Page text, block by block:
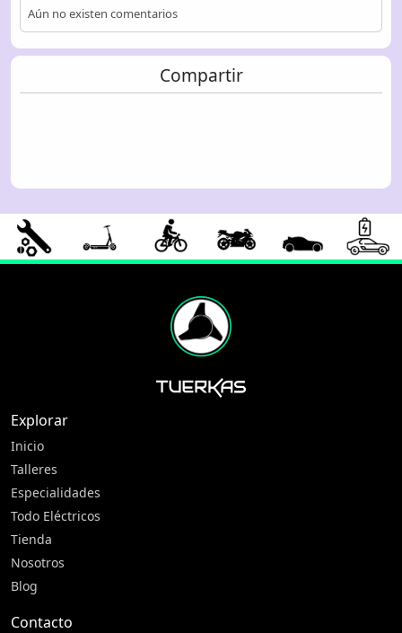
Aún no existen comentarios
Compartir
Explorar
Inicio
Talleres
Especialidades
Todo Eléctricos
Tienda
Nosotros
Blog
Contacto